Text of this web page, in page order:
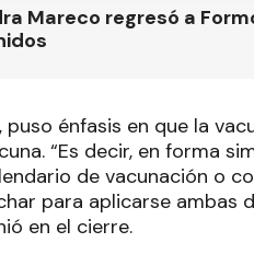
Mareco regresó a
énfasis en que la
“Es decir, en forma
de vacunación o
para aplicarse ambas
en el cierre.